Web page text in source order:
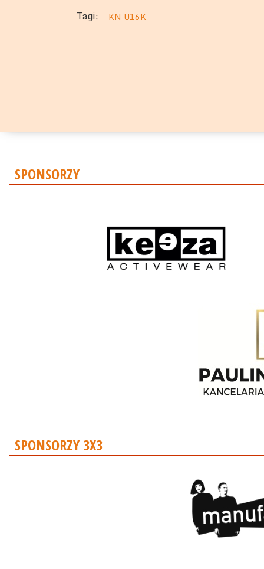
Tagi:
KN U16K
SPONSORZY
SPONSORZY 3X3